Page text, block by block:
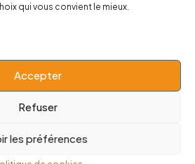
qui vous convient le mieux.
Accepter
Refuser
les préférences